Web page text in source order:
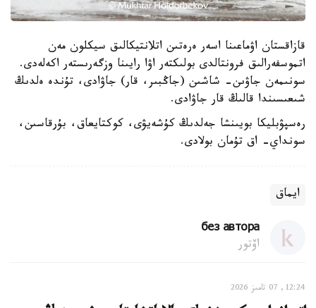
قازاقستان اۋماعىنا اسەر ەرەتىن اتلانتيكالىق سيكلون مەن
اتموسفەرالىق فرونتالدى بولىكتەر اۋا رايىنا وزگەرىستەر اكەلەدى.
سونىمەن جاۋىن- شاشىن (جاڭبىر، قار) جاۋادى، تۇندە ەلدىڭ
شىعىسىندا قالىڭ قار جاۋادى.
رەسپۋبليكا بويىنشا جەلدىڭ كۇشەيۋى، كوكتايعاق، بۇرقاسىن،
سونداي- اق تۇمان بولادى.
ايماق
без автора
اۆتور
12:24, 07 تامىز 2026